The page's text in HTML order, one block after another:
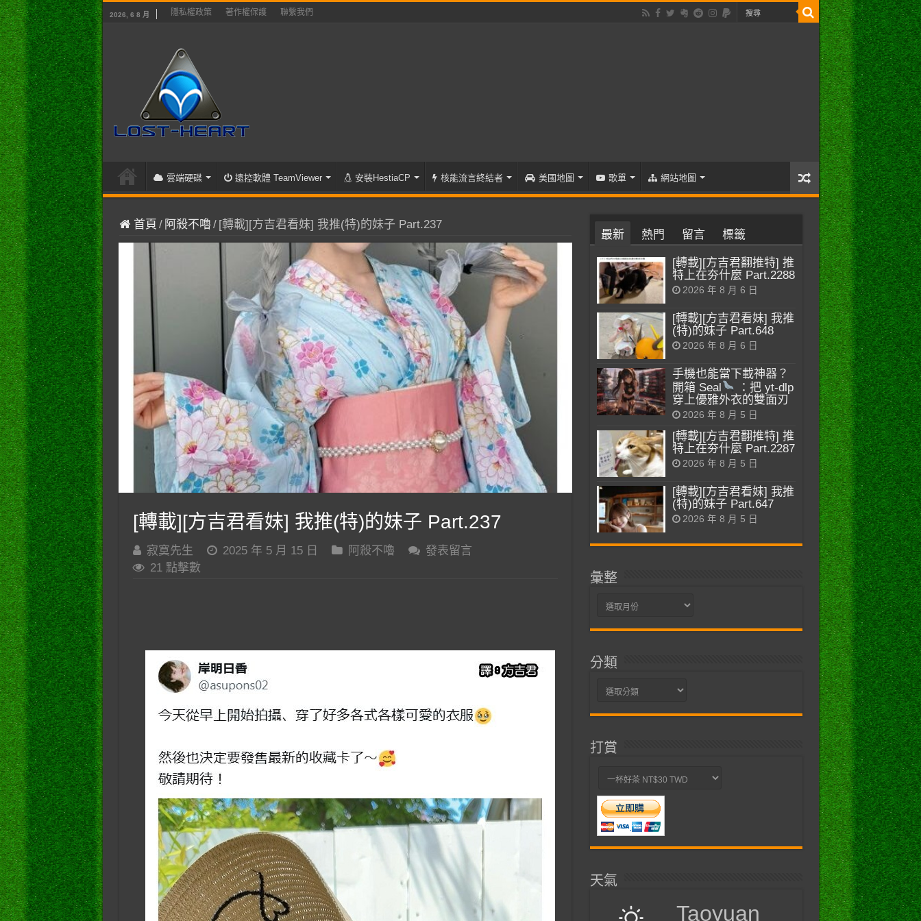
2026, 6 8 月 隱私權政策 著作權保護 聯繫我們
雲端硬碟 遠控軟體 TeamViewer 安裝HestiaCP 核能流言終結者 美國地圖 歌單 網站地圖
首頁 / 阿殺不嚕/ [轉載][方吉君看妹] 我推(特)的妹子 Part.237
[轉載][方吉君看妹] 我推(特)的妹子 Part.237
寂寞先生 2025 年 5 月 15 日 阿殺不嚕
發表留言
21 點擊數
最新 熱門 留言 標籤
[轉載][方吉君翻推特] 推
特上在夯什麼 Part.2288
2026 年 8 月 6 日
[轉載][方吉君看妹] 我推
(特)的妹子 Part.648
2026 年 8 月 6 日
手機也能當下載神器？
開箱 Seal
：把 yt-dlp
穿上優雅外衣的雙面刃
2026 年 8 月 5 日
[轉載][方吉君翻推特] 推
特上在夯什麼 Part.2287
2026 年 8 月 5 日
[轉載][方吉君看妹] 我推
(特)的妹子 Part.647
2026 年 8 月 5 日
彙整
彙
分類
分
打賞
天氣
Taoyuan